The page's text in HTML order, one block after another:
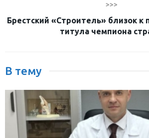
>>>
Брестский «Строитель» близок
титула чемпиона
В тему